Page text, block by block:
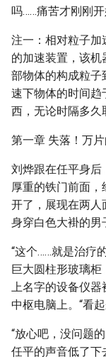
吗……痛苦才刚刚
注一：相对粒子加
的加速装置，该
部物体的构成粒子
速下物体的时间趋
西，无论时隔多久
第一章 失落！万
刘烨跟在任平身后
厚重的铁门前面
开了，展现在两人
身穿白色大褂的男
“这个……就是治疗
巨大圆柱形玻璃
上名字的设备仪器
中枢电脑上。“看
“放心吧，没问题
任平的声音低了下